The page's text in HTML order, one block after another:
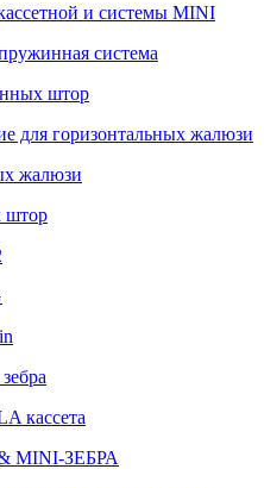
и системы MINI
система
штор
для горизонтальных жалюзи
жалюзи
штор
кассета
MINI-ЗЕБРА